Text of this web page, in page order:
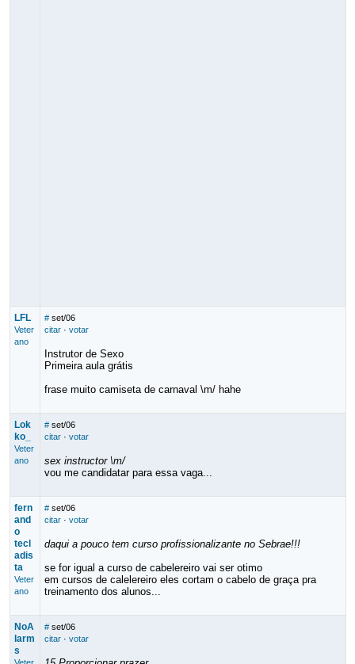
LFL
Veter
ano
# set/06
citar· votar
Instrutor de Sexo
Primeira aula grátis
frase muito camiseta de carnaval \m/ hahe
Lok
ko_
Veter
ano
# set/06
citar· votar
sex instructor \m/
vou me candidatar para essa vaga...
fern
and
o
tecl
adis
ta
Veter
ano
# set/06
citar· votar
daqui a pouco tem curso profissionalizante no Sebrae!!!
se for igual a curso de cabelereiro vai ser otimo
em cursos de calelereiro eles cortam o cabelo de graça pra
treinamento dos alunos...
NoA
larm
s
# set/06
citar· votar